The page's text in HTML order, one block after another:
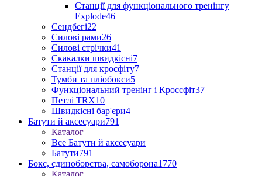
Станції для функціонального тренінгу
Explode46
Сендбегі22
Силові рами26
Силові стрічки41
Скакалки швидкісні7
Станції для кросфіту7
Тумби та пліобокси5
Функціональний тренінг і Кроссфіт37
Петлі TRX10
Швидкісні бар'єри4
Батути й аксесуари791
Каталог
Все Батути й аксесуари
Батути791
Бокс, єдиноборства, самоборона1770
Каталог